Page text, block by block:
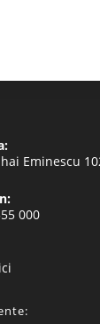
Eminescu
000
application